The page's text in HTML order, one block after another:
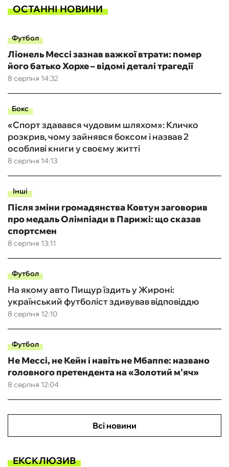
ОСТАННІ НОВИНИ
Футбол
8 серпня 14:32
Ліонель Мессі зазнав важкої втрати: помер
його батько Хорхе – відомі деталі трагедії
Бокс
8 серпня 14:13
«Спорт здавався чудовим шляхом»: Кличко
розкрив, чому зайнявся боксом і назвав 2
особливі книги у своєму житті
Інші
8 серпня 13:11
Після зміни громадянства Ковтун заговорив
про медаль Олімпіади в Парижі: що сказав
спортсмен
Футбол
8 серпня 12:10
На якому авто Пищур їздить у Жироні:
український футболіст здивував відповіддю
Футбол
8 серпня 12:04
Не Мессі, не Кейн і навіть не Мбаппе: названо
головного претендента на «Золотий м’яч»
Всі новини
ЕКСКЛЮЗИВ